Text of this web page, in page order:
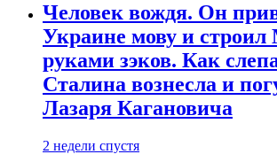
Человек вождя. Он
Украине мову и строил
руками зэков. Как
Сталина вознесла и
Лазаря Кагановича
2 недели спустя